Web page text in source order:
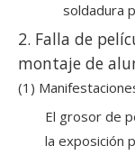
soldadura
2. Falla de
montaje de
(1)
El grosor de
la exposición